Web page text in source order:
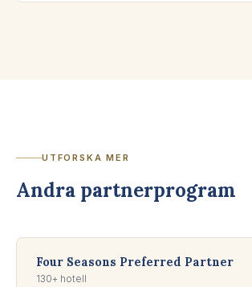
UTFORSKA MER
Andra partnerprogram
Four Seasons Preferred Partner
130+ hotell